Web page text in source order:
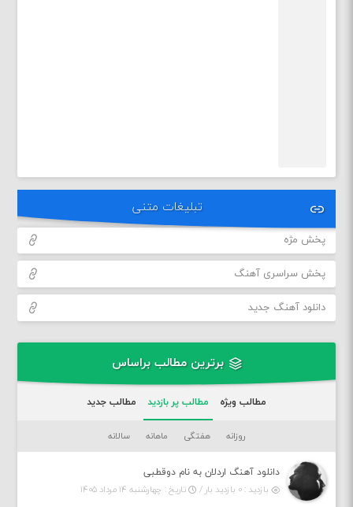
تبلیغات متنی
پخش مژه
پخش سراسری آهنگ
دانلود آهنگ جدید
برترین مطالب براساس
مطالب ویژه مطالب پر بازدید مطالب جدید
روزانه هفتگی ماهانه سالانه
دانلود آهنگ اردلان به نام دوقطبی
بازدید : ۰ بازدید بار /
تاریخ : چهارشنبه ۱۴ مرداد ۱۴۰۵